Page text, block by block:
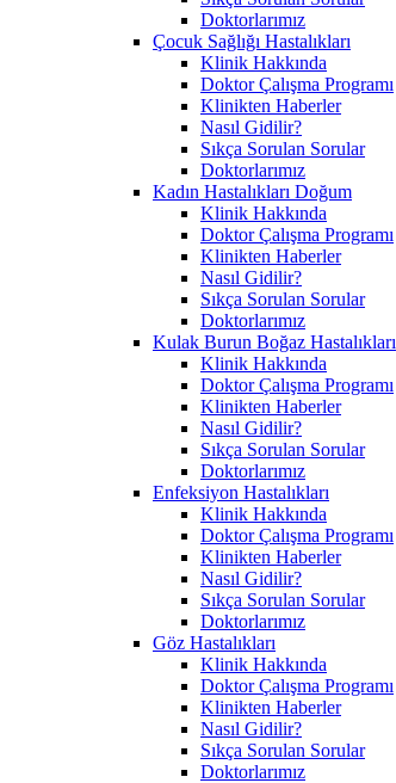
Doktorlarımız
Çocuk Sağlığı Hastalıkları
Klinik Hakkında
Doktor Çalışma Programı
Klinikten Haberler
Nasıl Gidilir?
Sıkça Sorulan Sorular
Doktorlarımız
Kadın Hastalıkları Doğum
Klinik Hakkında
Doktor Çalışma Programı
Klinikten Haberler
Nasıl Gidilir?
Sıkça Sorulan Sorular
Doktorlarımız
Kulak Burun Boğaz Hastalıkları
Klinik Hakkında
Doktor Çalışma Programı
Klinikten Haberler
Nasıl Gidilir?
Sıkça Sorulan Sorular
Doktorlarımız
Enfeksiyon Hastalıkları
Klinik Hakkında
Doktor Çalışma Programı
Klinikten Haberler
Nasıl Gidilir?
Sıkça Sorulan Sorular
Doktorlarımız
Göz Hastalıkları
Klinik Hakkında
Doktor Çalışma Programı
Klinikten Haberler
Nasıl Gidilir?
Sıkça Sorulan Sorular
Doktorlarımız